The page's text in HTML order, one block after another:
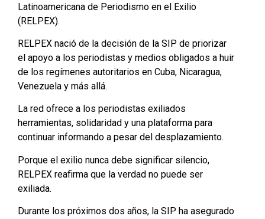
Latinoamericana de Periodismo en el Exilio
(RELPEX).
RELPEX nació de la decisión de la SIP de priorizar
el apoyo a los periodistas y medios obligados a huir
de los regímenes autoritarios en Cuba, Nicaragua,
Venezuela y más allá.
La red ofrece a los periodistas exiliados
herramientas, solidaridad y una plataforma para
continuar informando a pesar del desplazamiento.
Porque el exilio nunca debe significar silencio,
RELPEX reafirma que la verdad no puede ser
exiliada.
Durante los próximos dos años, la SIP ha asegurado